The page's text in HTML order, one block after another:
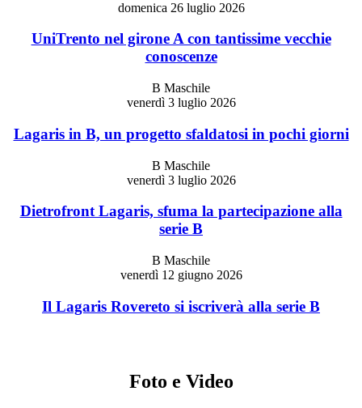
domenica 26 luglio 2026
UniTrento nel girone A con tantissime vecchie
conoscenze
B Maschile
venerdì 3 luglio 2026
Lagaris in B, un progetto sfaldatosi in pochi giorni
B Maschile
venerdì 3 luglio 2026
Dietrofront Lagaris, sfuma la partecipazione alla
serie B
B Maschile
venerdì 12 giugno 2026
Il Lagaris Rovereto si iscriverà alla serie B
Foto e Video